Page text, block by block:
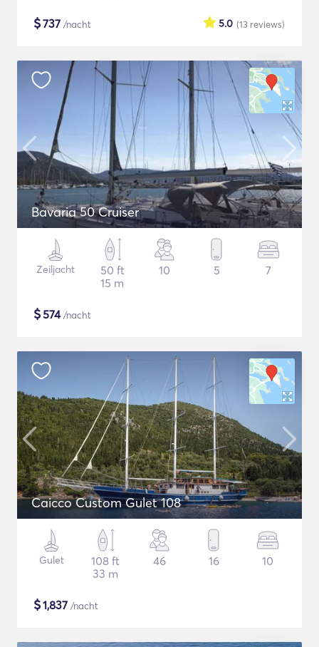
$737 /nacht (13 reviews)
5.0
Bavaria 50 Cruiser
Zeiljacht
50 ft
15 m
10 5 7
$574/nacht
Caicco Custom Gulet 108
Gulet
108 ft
33 m
46 16 10
$1,837 /nacht